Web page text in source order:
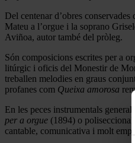
Del centenar d’obres
Mateu a l’orgue i la soprano
Aviñoa, autor també del pròleg.
Són composicions escrites per a
litúrgic i oficis del Monestir de
treballen melodies en graus
profanes com Queixa amorosa
En les peces instrumentals
per a orgue (1894) o
cantable, comunicativa i molt